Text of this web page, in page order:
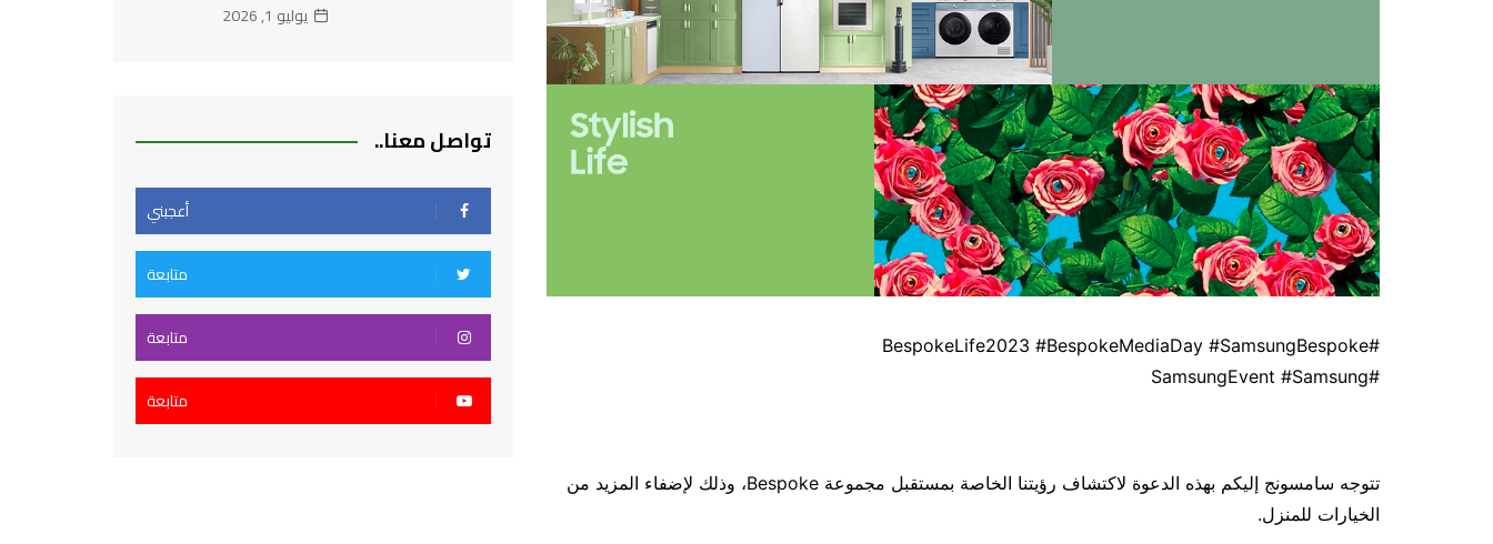
#BespokeLife2023 #BespokeMediaDay #SamsungBespoke
#SamsungEvent #Samsung
تتوجه سامسونج إليكم بهذه الدعوة لاكتشاف رؤيتنا الخاصة بمستقبل مجموعة Bespoke، وذلك لإضفاء المزيد من
الخيارات للمنزل.
يوليو 1, 2026
تواصل معنا..
أعجبني
متابعة
متابعة
متابعة